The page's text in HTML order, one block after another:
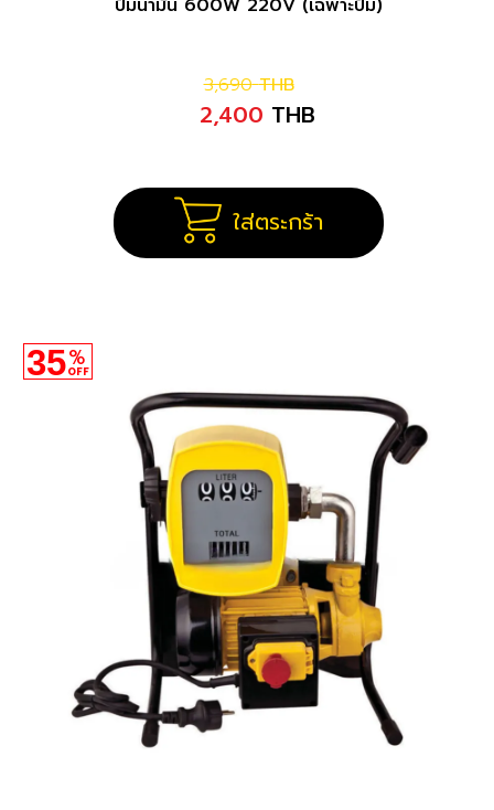
ปั๊มน้ำมัน 600W 220V (เฉพาะปั๊ม)
3,690 THB
2,400 THB
ใส่ตระกร้า
35%
OFF